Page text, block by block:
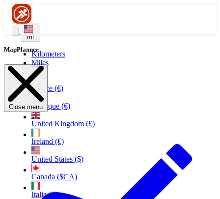
mi
Kilometers
Miles
France (€)
Belgique (€)
United Kingdom (£)
Ireland (€)
United States ($)
Canada ($CA)
Italia (€)
MapPlanner
Close menu